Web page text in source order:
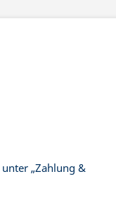
„Zahlung &